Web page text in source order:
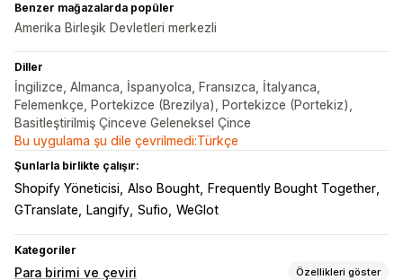
Benzer mağazalarda popüler
Amerika Birleşik Devletleri merkezli
Diller
İngilizce, Almanca, İspanyolca, Fransızca, İtalyanca,
Felemenkçe, Portekizce (Brezilya), Portekizce (Portekiz),
Basitleştirilmiş Çinceve Geleneksel Çince
Bu uygulama şu dile çevrilmedi:Türkçe
Şunlarla birlikte çalışır:
Shopify Yöneticisi Also Bought
Frequently Bought Together
GTranslate
Langify Sufio WeGlot
Kategoriler
Para birimi ve çeviri Özellikleri göster